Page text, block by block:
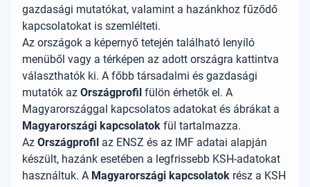
gazdasági mutatókat, valamint a hazánkhoz fűződő
kapcsolatokat is szemlélteti.
Az országok a képernyő tetején található lenyíló
menüből vagy a térképen az adott országra kattintva
választhatók ki. A főbb társadalmi és gazdasági
mutatók az Országprofil fülön érhetők el. A
Magyarországgal kapcsolatos adatokat és ábrákat a
Magyarországi kapcsolatok fül tartalmazza.
Az Országprofil az ENSZ és az IMF adatai alapján
készült, hazánk esetében a legfrissebb KSH-adatokat
használtuk. A Magyarországi kapcsolatok rész a KSH